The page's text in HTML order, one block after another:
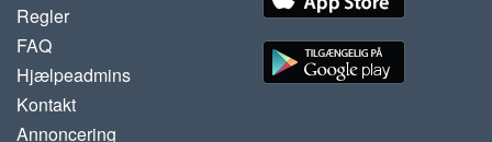
Regler
FAQ
Hjælpeadmins
Kontakt
Annoncering